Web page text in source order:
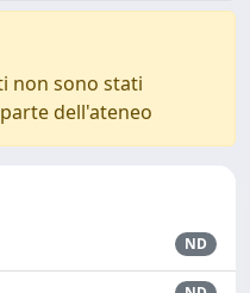
non sono stati
dell'ateneo
ND